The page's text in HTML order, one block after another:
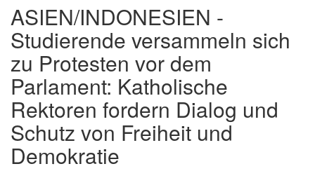
ASIEN/INDONESIEN -
Studierende versammeln sich
zu Protesten vor dem
Parlament: Katholische
Rektoren fordern Dialog und
Schutz von Freiheit und
Demokratie